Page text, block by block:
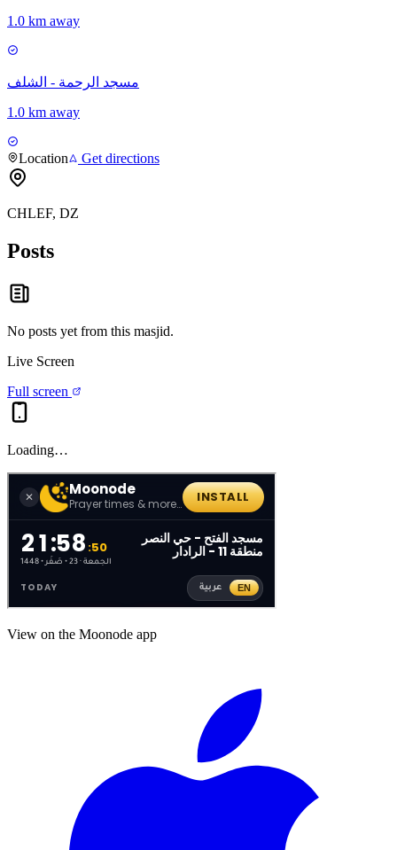
1.0 km away
مسجد الرحمة - الشلف
1.0 km away
Location Get directions
CHLEF, DZ
Posts
No posts yet from this masjid.
Live Screen
Full screen
Loading…
View on the Moonode app